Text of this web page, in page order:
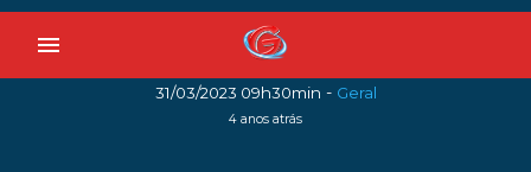
menu
31/03/2023 09h30min - Geral
4 anos atrás